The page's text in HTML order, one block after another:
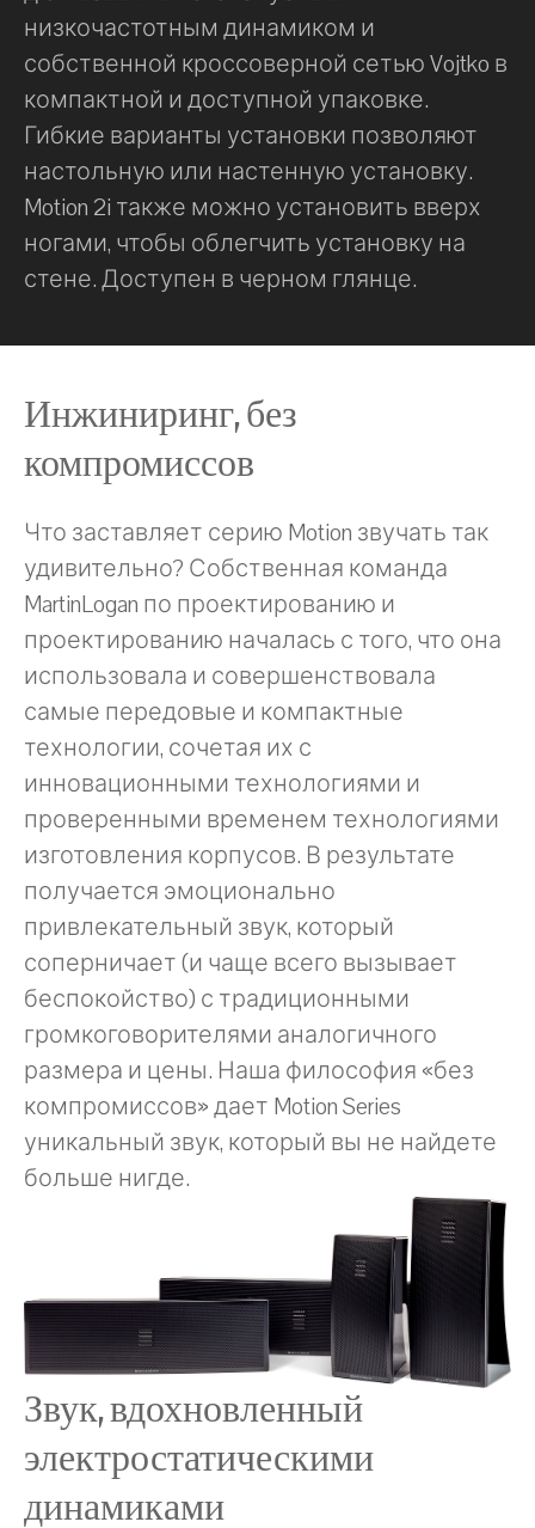
низкочастотным динамиком и
собственной кроссоверной сетью Vojtko в
компактной и доступной упаковке.
Гибкие варианты установки позволяют
настольную или настенную установку.
Motion 2i также можно установить вверх
ногами, чтобы облегчить установку на
стене. Доступен в черном глянце.
Инжиниринг, без
компромиссов
Что заставляет серию Motion звучать так
удивительно? Собственная команда
MartinLogan по проектированию и
проектированию началась с того, что она
использовала и совершенствовала
самые передовые и компактные
технологии, сочетая их с
инновационными технологиями и
проверенными временем технологиями
изготовления корпусов. В результате
получается эмоционально
привлекательный звук, который
соперничает (и чаще всего вызывает
беспокойство) с традиционными
громкоговорителями аналогичного
размера и цены. Наша философия «без
компромиссов» дает Motion Series
уникальный звук, который вы не найдете
больше нигде.
Звук, вдохновленный
электростатическими
динамиками